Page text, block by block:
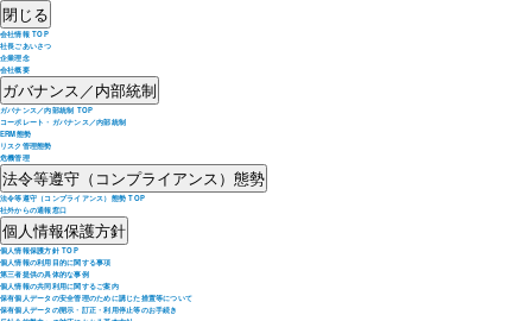
閉じる
会社情報 TOP
社長ごあいさつ
企業理念
会社概要
ガバナンス／内部統制
ガバナンス／内部統制 TOP
コーポレート・ガバナンス／内部統制
ERM態勢
リスク管理態勢
危機管理
法令等遵守（コンプライアンス）態勢
法令等遵守（コンプライアンス）態勢 TOP
社外からの通報窓口
個人情報保護方針
個人情報保護方針 TOP
個人情報の利用目的に関する事項
第三者提供の具体的な事例
個人情報の共同利用に関するご案内
保有個人データの安全管理のために講じた措置等について
保有個人データの開示・訂正・利用停止等のお手続き